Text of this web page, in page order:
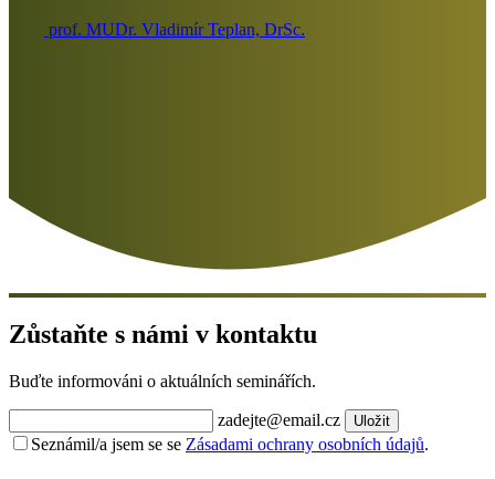
prof. MUDr. Vladimír Teplan, DrSc.
Zůstaňte s námi v kontaktu
Buďte informováni o aktuálních seminářích.
zadejte@email.cz Uložit
Seznámil/a jsem se se Zásadami ochrany osobních údajů.